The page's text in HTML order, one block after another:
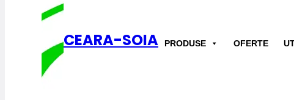
CEARA-SOIA PRODUSE OFERTE